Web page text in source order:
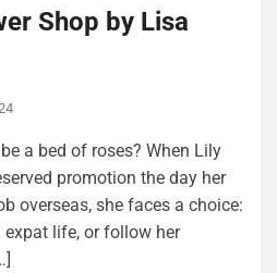
Shop by Lisa
a bed of roses? When Lily
promotion the day her
overseas, she faces a choice:
life, or follow her